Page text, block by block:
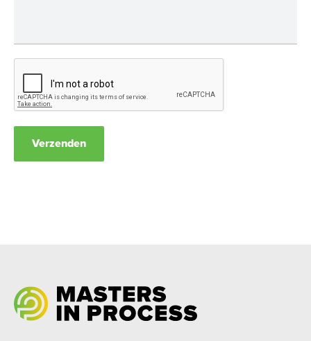
Verzenden